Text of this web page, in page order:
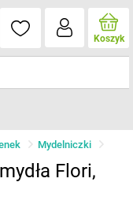
Koszyk
Mydelniczki
Flori,